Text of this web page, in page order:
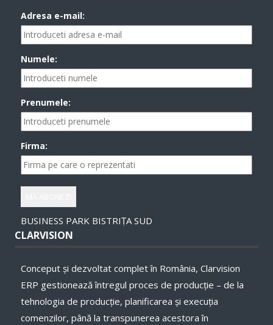
Adresa e-mail:
Numele:
Prenumele:
Firma:
BUSINESS PARK BISTRIȚA SUD
CLARVISION
Conceput și dezvoltat complet în România, Clarvision
ERP gestionează întregul proces de producție – de la
tehnologia de producție, planificarea și execuţia
comenzilor, până la transpunerea acestora în